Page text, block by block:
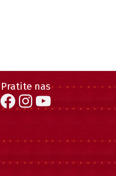
Pratite nas
Facebook
Instagram
YouTube